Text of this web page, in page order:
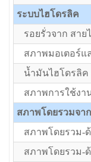
ระบบไฮโดรลิค
รอยรั่วจาก สาย
สภาพมอเตอร์แ
น้ำมันไฮโดรลิค
สภาพการใช้งา
สภาพโดยรวมจา
สภาพโดยรวม-
สภาพโดยรวม-